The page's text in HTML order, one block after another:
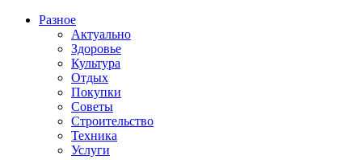
Разное
Актуально
Здоровье
Культура
Отдых
Покупки
Советы
Строительство
Техника
Услуги